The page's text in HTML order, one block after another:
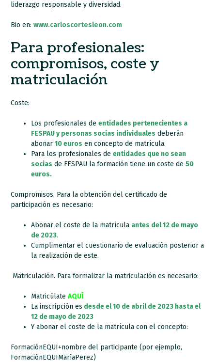
liderazgo responsable y diversidad.
Bio en:www.carloscortesleon.com
Para profesionales:
compromisos, coste y
matriculación
Coste:
Los profesionales deentidades pertenecientes a
FESPAU y personas socias individuales deberán
abonar10 euros en concepto de matrícula.
Para los profesionales deentidades que no sean
socias de FESPAU la formación tiene un coste de50
euros.
Compromisos. Para la obtención del certificado de
participación es necesario:
Abonar el coste de la matrícula antes del 12 de mayo
de 2023.
Cumplimentar el cuestionario de evaluación posterior a
la realización de este.
Matriculación. Para formalizar la matriculación es necesario:
MatricúlateAQUÍ
La inscripción es desde el 10 de abril de 2023 hasta el
12 de mayo de 2023
Y abonar el coste de la matrícula con el concepto:
FormaciónEQUI+nombre del participante (por ejemplo,
FormaciónEQUIMaríaPerez)